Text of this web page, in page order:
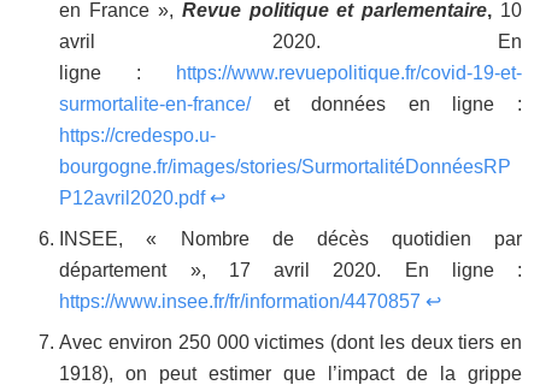
en France », Revue politique et parlementaire, 10
avril 2020. En
ligne :
https://www.revuepolitique.fr/covid-19-et-
surmortalite-en-france/et données en ligne :
https://credespo.u-
bourgogne.fr/images/stories/SurmortalitéDonnéesRP
P12avril2020.pdf ↩
INSEE, « Nombre de décès quotidien par
département », 17 avril 2020. En ligne :
https://www.insee.fr/fr/information/4470857 ↩
Avec environ 250 000 victimes (dont les deux tiers en
1918), on peut estimer que l’impact de la grippe